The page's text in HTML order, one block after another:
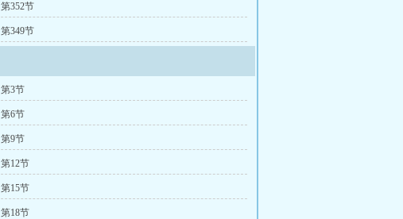
第352节
第349节
第3节
第6节
第9节
第12节
第15节
第18节